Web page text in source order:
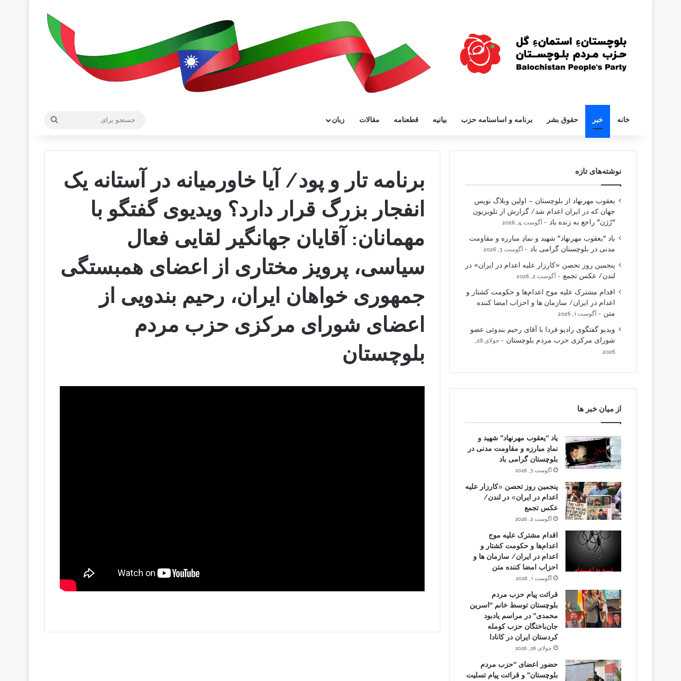
خانه خبر حقوق بشر برنامه و اساسنامه حزب بیانیه قطعنامه مقالات زبان
برنامه تار و پود/ آیا خاورمیانه در آستانه یک
انفجار بزرگ قرار دارد؟ ویدیوی گفتگو با
مهمانان: آقایان جهانگیر لقایی فعال
سیاسی، پرویز مختاری از اعضای همبستگی
جمهوری خواهان ایران، رحیم بندویی از
اعضای شورای مرکزی حزب مردم
بلوچستان
نوشته‌های تازه
یعقوب مهرنهاد از بلوچستان – اولین وبلاگ نویس
جهان که در ایران اعدام شد/ گزارش از تلویزیون
“رُژن” راجع به زنده یاد
آگوست 4, 2026
یاد “یعقوب مهرنهاد” شهید و نمادِ مبارزه و مقاومت
مدنی در بلوچستان گرامی باد
آگوست 3, 2026
پنجمین روز تحصن «کارزار علیه اعدام در ایران» در
لندن/ عکس تجمع
آگوست 2, 2026
اقدام مشترک علیه موج اعدام‌ها و حکومت کشتار و
اعدام در ایران/ سازمان ها و احزاب امضا کننده
متن
آگوست 1, 2026
ویدیو گفتگوی رادیو فردا با آقای رحیم بندوئی عضو
شورای مرکزی حزب مردم بلوچستان
جولای 28,
2026
از میان خبر ها
یاد “یعقوب مهرنهاد” شهید و
نمادِ مبارزه و مقاومت مدنی در
بلوچستان گرامی باد
آگوست 3, 2026
پنجمین روز تحصن «کارزار علیه
اعدام در ایران» در لندن/
عکس تجمع
آگوست 2, 2026
اقدام مشترک علیه موج
اعدام‌ها و حکومت کشتار و
اعدام در ایران/ سازمان ها و
احزاب امضا کننده متن
آگوست 1, 2026
قرائت پیام حزب مردم
بلوچستان توسط خانم “اسرین
محمدی” در مراسم یادبود
جان‌باختگان حزب کومله
کردستان ایران در کانادا
جولای 26, 2026
حضور اعضای “حزب مردم
بلوچستان” و قرائت پیام تسلیت